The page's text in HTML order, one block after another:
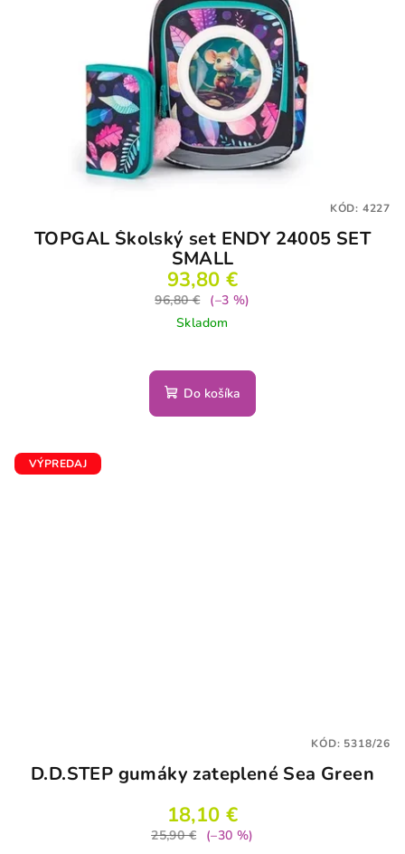
TOPGAL Školský set ENDY 24005 SET
SMALL
93,80 €
96,80 €
(–3 %)
Skladom
Do košíka
KÓD: 4227
VÝPREDAJ
D.D.STEP gumáky zateplené Sea Green
18,10 €
25,90 €
(–30 %)
KÓD: 5318/26